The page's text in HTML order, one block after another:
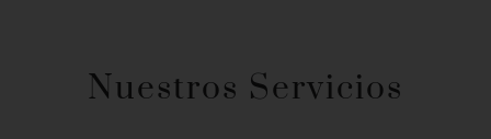
Nuestros Servicios